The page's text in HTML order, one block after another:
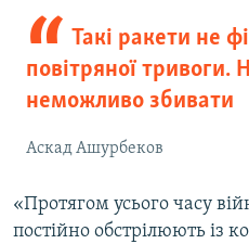
Такі ракети не
повітряної тривоги.
неможливо збивати
Аскад Ашурбеков
«Протягом усього часу
постійно обстрілюють із